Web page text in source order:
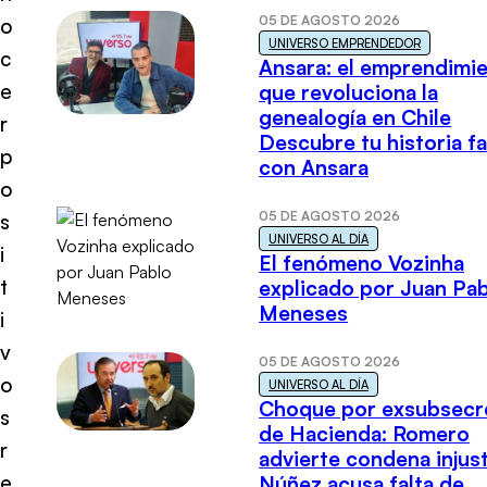
o
c
e
r
p
o
s
i
t
i
v
o
s
r
05 DE AGOSTO 2026
UNIVERSO EMPRENDEDOR
Ansara: el
que revoluciona la
genealogía en Chile
Descubre tu historia
con Ansara
05 DE AGOSTO 2026
UNIVERSO AL DÍA
El fenómeno Vozinha
explicado por Juan
Meneses
05 DE AGOSTO 2026
UNIVERSO AL DÍA
Choque por
de Hacienda: Romero
advierte condena